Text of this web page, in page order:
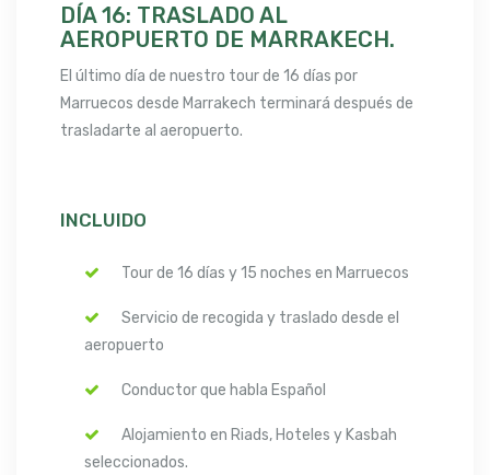
DÍA 16: TRASLADO AL
AEROPUERTO DE MARRAKECH.
El último día de nuestro tour de 16 días por
Marruecos desde Marrakech terminará después de
trasladarte al aeropuerto.
INCLUIDO
Tour de 16 días y 15 noches en Marruecos
Servicio de recogida y traslado desde el
aeropuerto
Conductor que habla Español
Alojamiento en Riads, Hoteles y Kasbah
seleccionados.